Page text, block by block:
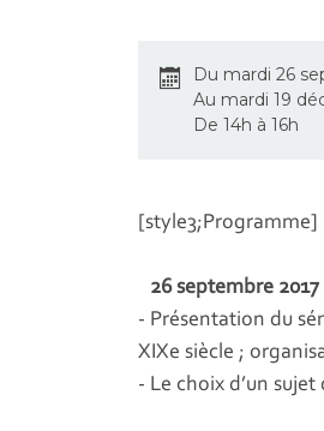
Du mardi 26
Au mardi 19
De 14h à 16h
[style3;Programme]
26 septembre 2017
- Présentation du
XIXe siècle ;
- Le choix d’un